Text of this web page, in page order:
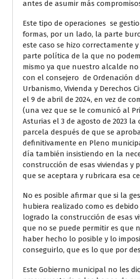
antes de asumir más
Este tipo de operaciones se
formas, por un lado, la parte
este caso se hizo correctamente
parte política de la que no
mismo ya que nuestro alcalde no
con el consejero de Ordenación
Urbanismo, Vivienda y Derechos
el 9 de abril de 2024, en vez de
(una vez que se le comunicó al
Asturias el 3 de agosto de 2023 la
parcela después de que se
definitivamente en Pleno
día también insistiendo en la
construcción de esas viviendas y
que se aceptara y rubricara esa
No es posible afirmar que si la
hubiera realizado como es
logrado la construcción de esas
que no se puede permitir es que
haber hecho lo posible y lo
conseguirlo, que es lo que por
Este Gobierno municipal no les